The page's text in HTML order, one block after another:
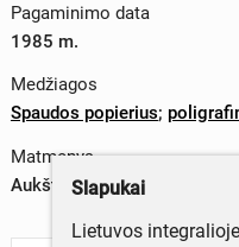
Pagaminimo data
1985 m.
Medžiagos
Spaudos popierius;
Matmenys
Aukštis x plotis – 88,7 x
Slapukai
Lietuvos